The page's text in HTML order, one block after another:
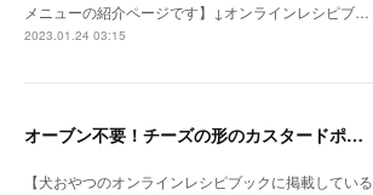
メニューの紹介ページです】↓オンラインレシピブ…
2023.01.24 03:15
オーブン不要！チーズの形のカスタードポテトケーキ（手作り犬おやつレシピ）
【犬おやつのオンラインレシピブックに掲載している